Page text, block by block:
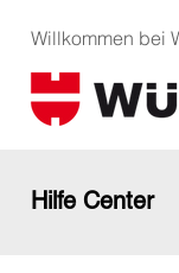
Hilfe Center
Willkommen bei